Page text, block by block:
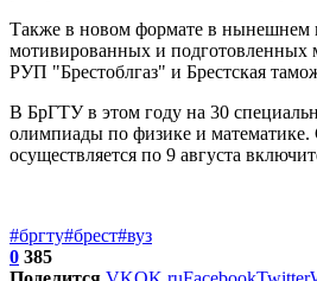
Также в новом формате в нынешнем
мотивированных и
РУП "Брестоблгаз" и Брестская
В БрГТУ в этом году на 30
олимпиады по физике и
осуществляется по 9 августа
#бргту#брест#вуз
0 385